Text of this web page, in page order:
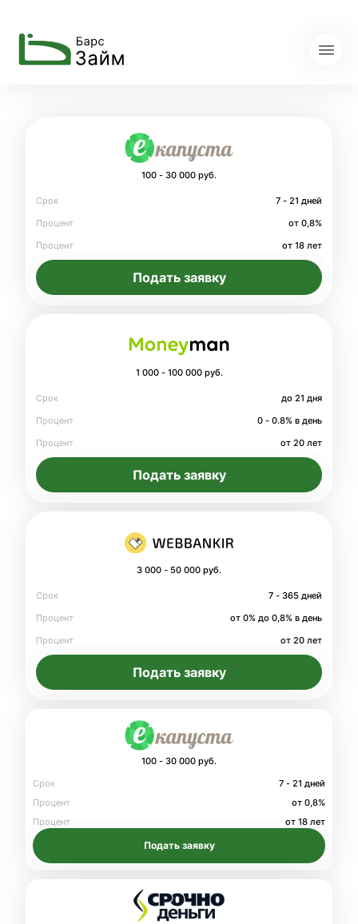
100 - 30 000 руб.
Срок
7 - 21 дней
Процент
от 0,8%
Процент
от 18 лет
Подать заявку
1 000 - 100 000 руб.
Срок
до 21 дня
Процент
0 - 0.8% в день
Процент
от 20 лет
Подать заявку
3 000 - 50 000 руб.
Срок
7 - 365 дней
Процент
от 0% до 0,8% в день
Процент
от 20 лет
Подать заявку
100 - 30 000 руб.
Срок
7 - 21 дней
Процент
от 0,8%
Процент
от 18 лет
Подать заявку